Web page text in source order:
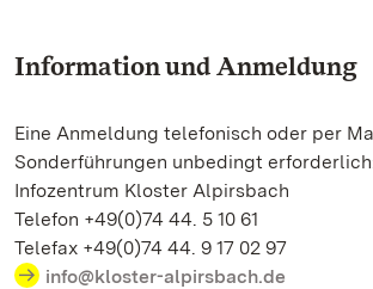
Information und Anmeldung
Eine Anmeldung telefonisch oder per
Sonderführungen unbedingt
Infozentrum Kloster Alpirsbach
Telefon +49(0)74 44. 5 10 61
Telefax +49(0)74 44. 9 17 02 97
info@kloster-alpirsbach.de